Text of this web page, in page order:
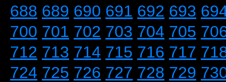
688 689 690 691 692 693
700 701 702 703 704 705
712 713 714 715 716 717
724 725 726 727 728 729